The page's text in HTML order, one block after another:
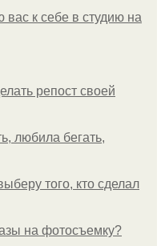
к себе в студию на
репост своей
любила бегать,
того, кто сделал
на фотосъемку?